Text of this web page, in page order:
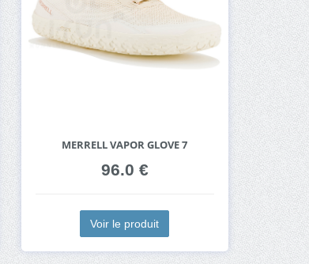
MERRELL VAPOR GLOVE 7
96.0 €
Voir le produit